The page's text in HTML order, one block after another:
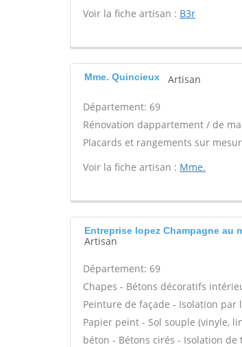
Voir la fiche artisan : B3r
Mme. Quincieux Artisan
Département: 69
Rénovation dappartement / de
Placards et rangements sur
Voir la fiche artisan : Mme.
Entreprise lopez Champagne au
Artisan
Département: 69
Chapes - Bétons décoratifs
Peinture de façade - Isolation par
Papier peint - Sol souple (vinyle,
béton - Bétons cirés - Isolation de